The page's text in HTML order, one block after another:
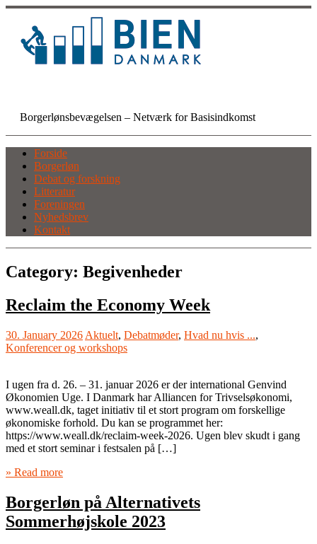
Skip
content
Borgerlønsbevægelsen – Netværk for Basisindkomst
Forside
Borgerløn
Debat og forskning
Litteratur
Foreningen
Nyhedsbrev
Kontakt
Category: Begivenheder
Reclaim the Economy Week
30. January 2026 Aktuelt, Debatmøder, Hvad nu hvis ...,
Konferencer og workshops
I ugen fra d. 26. – 31. januar 2026 er der international Genvind
Økonomien Uge. I Danmark har Alliancen for Trivselsøkonomi,
www.weall.dk, taget initiativ til et stort program om forskellige
økonomiske forhold. Du kan se programmet her:
https://www.weall.dk/reclaim-week-2026. Ugen blev skudt i gang
med et stort seminar i festsalen på […]
» Read more
Borgerløn på Alternativets
Sommerhøjskole 2023